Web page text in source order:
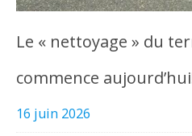
Le « nettoyage » du
commence
16 juin 2026